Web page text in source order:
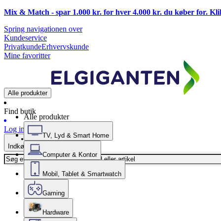
Mix & Match - spar 1.000 kr. for hver 4.000 kr. du køber for.
Spring navigationen over
Kundeservice
PrivatkundeErhvervskunde
Mine favoritter
Alle produkter
Find butik
Log ind
Indkøbskurv
Alle produkter
TV, Lyd & Smart Home
Computer & Kontor
Mobil, Tablet & Smartwatch
Gaming
Hardware